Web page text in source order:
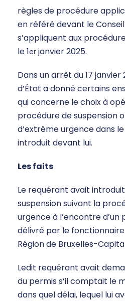
règles de procédure
en référé devant le
s’appliquent aux
le 1er janvier 2025.
Dans un arrêt du 17 janvier
d’État a donné certains
qui concerne le choix à
procédure de suspension
d’extrême urgence dans
introduit devant lui.
Les faits
Le requérant avait
suspension suivant la
urgence à l’encontre d’un
délivré par le
Région de Bruxelles-
Ledit requérant avait
du permis s’il comptait le
dans quel délai, lequel lui